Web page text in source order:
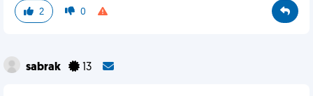
2 0
sabrak 13